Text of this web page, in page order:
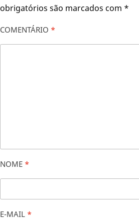
obrigatórios são marcados com *
COMENTÁRIO *
NOME *
E-MAIL *